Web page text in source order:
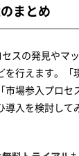
まとめ
スの発見やマ
行えます。「
市場参入プロ
導入を検討して